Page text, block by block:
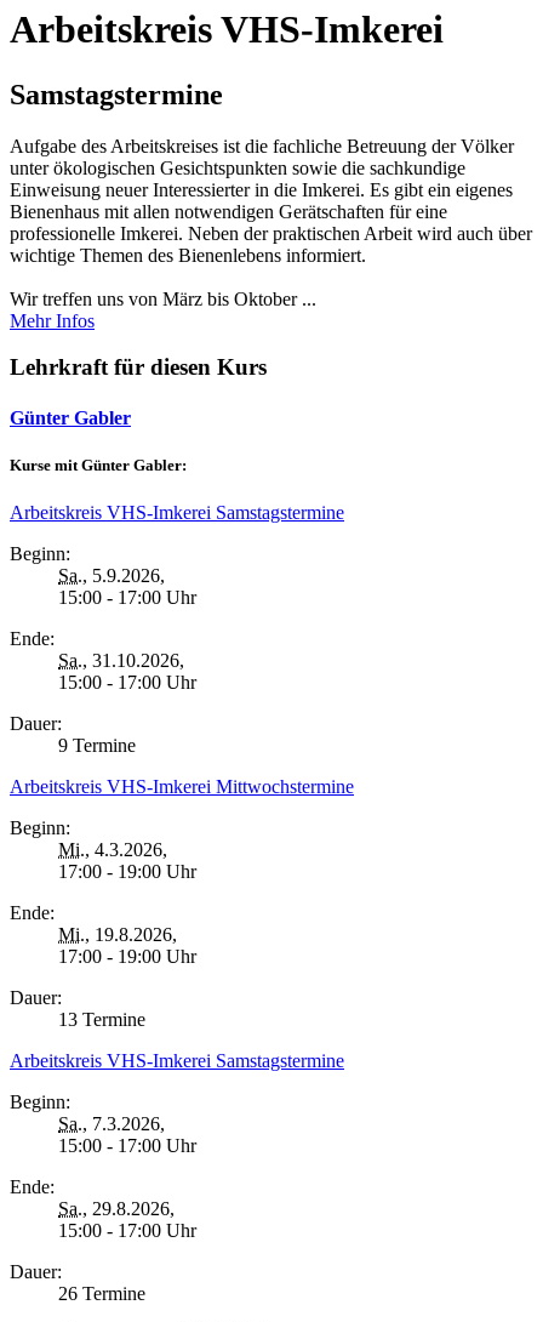
Arbeitskreis VHS-Imkerei
Samstagstermine
Aufgabe des Arbeitskreises ist die fachliche Betreuung der Völker
unter ökologischen Gesichtspunkten sowie die sachkundige
Einweisung neuer Interessierter in die Imkerei. Es gibt ein eigenes
Bienenhaus mit allen notwendigen Gerätschaften für eine
professionelle Imkerei. Neben der praktischen Arbeit wird auch über
wichtige Themen des Bienenlebens informiert.
Wir treffen uns von März bis Oktober ...
Mehr Infos
Lehrkraft für diesen Kurs
Günter Gabler
Kurse mit Günter Gabler:
Arbeitskreis VHS-Imkerei Samstagstermine
Beginn:
Sa., 5.9.2026,
15:00 - 17:00 Uhr
Ende:
Sa., 31.10.2026,
15:00 - 17:00 Uhr
Dauer:
9 Termine
Arbeitskreis VHS-Imkerei Mittwochstermine
Beginn:
Mi., 4.3.2026,
17:00 - 19:00 Uhr
Ende:
Mi., 19.8.2026,
17:00 - 19:00 Uhr
Dauer:
13 Termine
Arbeitskreis VHS-Imkerei Samstagstermine
Beginn:
Sa., 7.3.2026,
15:00 - 17:00 Uhr
Ende:
Sa., 29.8.2026,
15:00 - 17:00 Uhr
Dauer:
26 Termine